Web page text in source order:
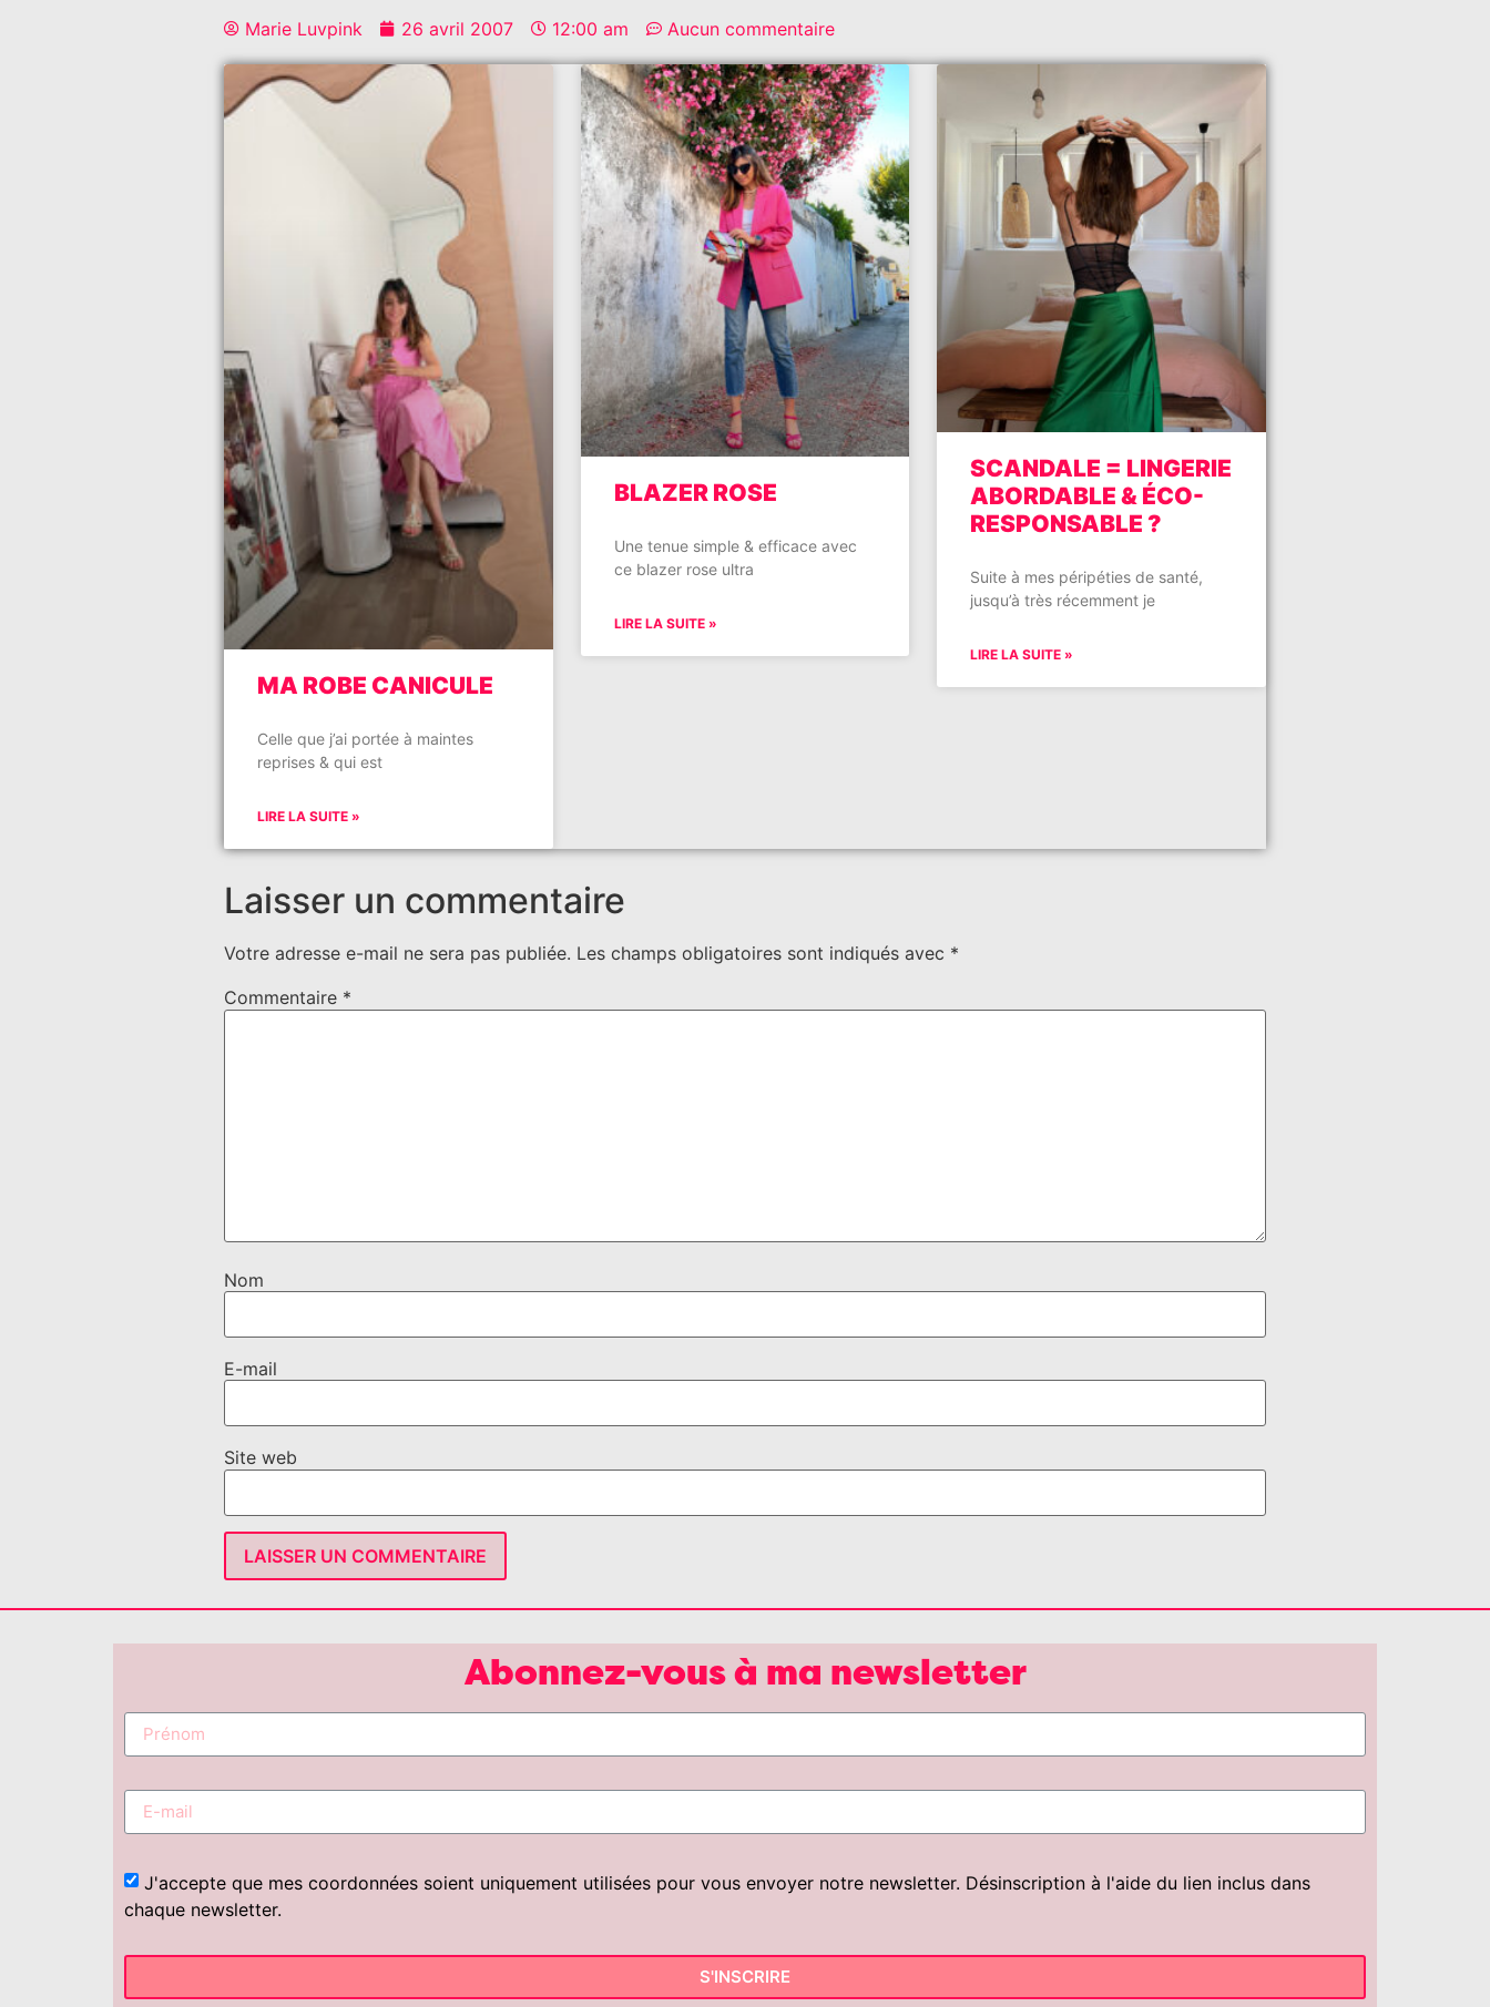
Marie Luvpink 26 avril 2007 12:00 am Aucun commentaire
MA ROBE CANICULE
Celle que j’ai portée à maintes
reprises & qui est
LIRE LA SUITE »
BLAZER ROSE
Une tenue simple & efficace avec
ce blazer rose ultra
LIRE LA SUITE »
SCANDALE = LINGERIE
ABORDABLE & ÉCO-
RESPONSABLE ?
Suite à mes péripéties de santé,
jusqu’à très récemment je
LIRE LA SUITE »
Laisser un commentaire
Votre adresse e-mail ne sera pas publiée. Les champs obligatoires sont indiqués avec *
Commentaire *
Nom
E-mail
Site web
Abonnez-vous à ma newsletter
J'accepte que mes coordonnées soient uniquement utilisées pour vous envoyer notre newsletter. Désinscription à l'aide du lien inclus dans
chaque newsletter.
S'INSCRIRE